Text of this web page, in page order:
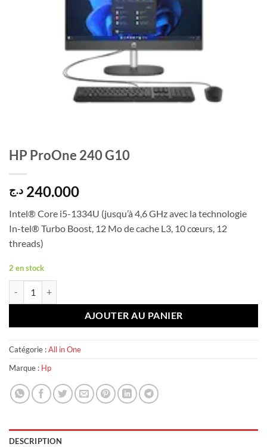
HP ProOne 240 G10
240.000 د.ج
Intel® Core i5-1334U (jusqu’à 4,6 GHz avec la technologie
In-tel® Turbo Boost, 12 Mo de cache L3, 10 cœurs, 12
threads)
2 en stock
AJOUTER AU PANIER
Catégorie :All in One
Marque : Hp
DESCRIPTION